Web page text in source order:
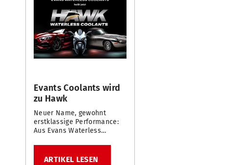
Evants Coolants wird
zu Hawk
Neuer Name, gewohnt
erstklassige Performance:
Aus Evans Waterless
ARTIKEL LESEN